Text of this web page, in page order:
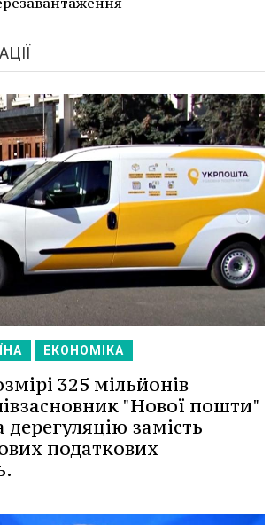
ЕКОНОМІКА
325 мільйонів
"Нової пошти"
дерегуляцію замість
податкових